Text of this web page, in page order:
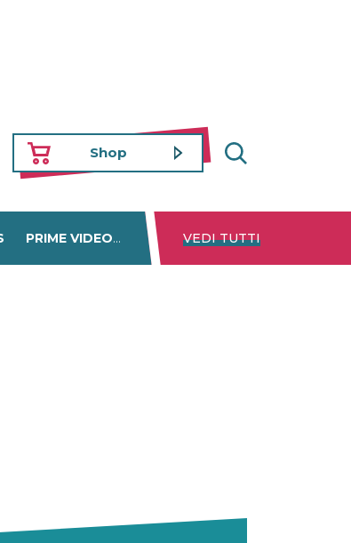
Shop
PRIME VIDEO DISNEY+ NETFLIX
VEDI TUTTI